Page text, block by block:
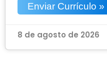
Enviar Currículo »
8 de agosto de 2026